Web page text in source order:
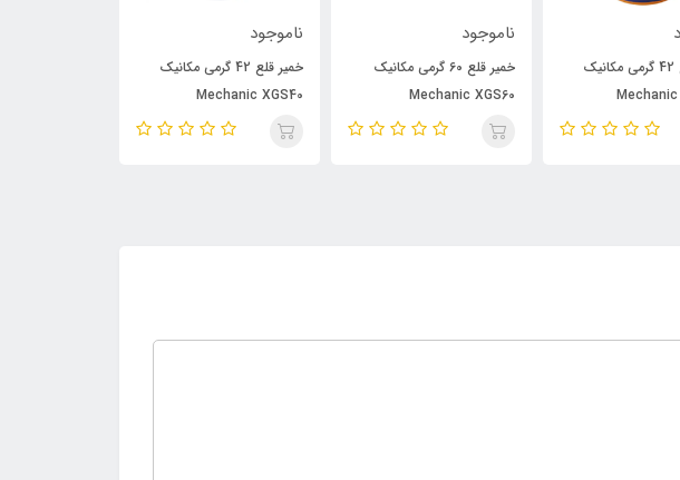
خمیر قلع 42 گرمی مکانیک
ناموجود
خمیر قلع 60 گرمی مکانیک
Mechanic XGS60
ناموجود
خمیر قلع 42 گرمی مکانیک
Mechanic XGS40